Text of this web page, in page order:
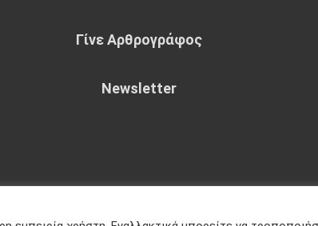
Γίνε Αρθρογράφος
Newsletter
Sparkle Themes Πολιτική